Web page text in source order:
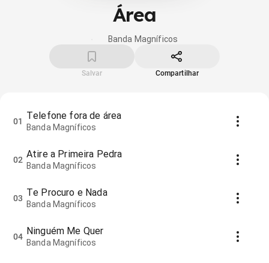
Área
Banda Magníficos
Salvar Compartilhar
01 Telefone fora de área
Banda Magníficos
02 Atire a Primeira Pedra
Banda Magníficos
03 Te Procuro e Nada
Banda Magníficos
04 Ninguém Me Quer
Banda Magníficos